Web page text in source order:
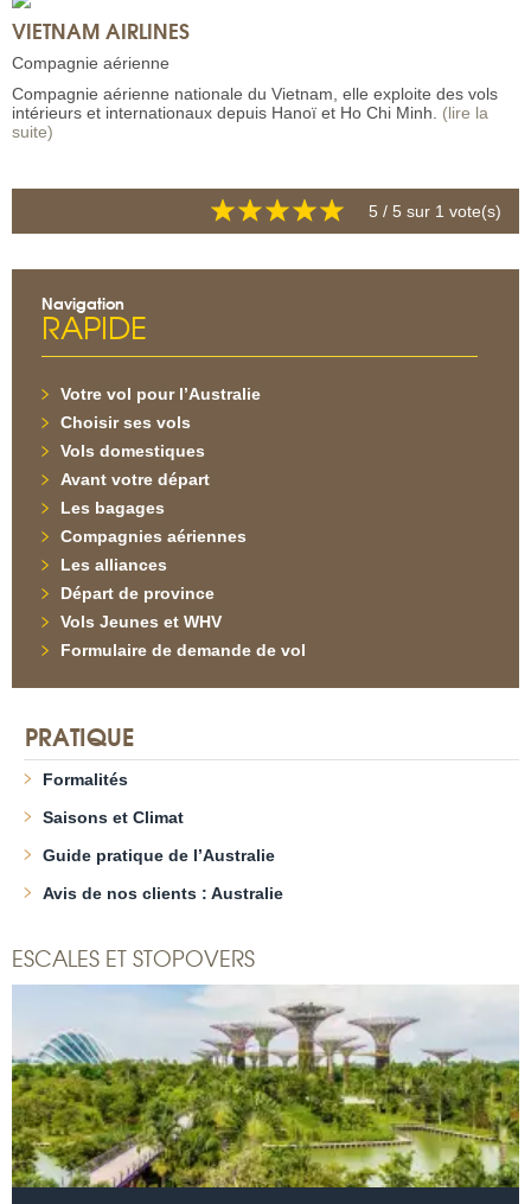
VIETNAM AIRLINES
Compagnie aérienne
Compagnie aérienne nationale du Vietnam, elle exploite des vols
intérieurs et internationaux depuis Hanoï et Ho Chi Minh. (lire la
suite)
5 / 5 sur 1 vote(s)
Navigation
RAPIDE
Votre vol pour l’Australie
Choisir ses vols
Vols domestiques
Avant votre départ
Les bagages
Compagnies aériennes
Les alliances
Départ de province
Vols Jeunes et WHV
Formulaire de demande de vol
PRATIQUE
Formalités
Saisons et Climat
Guide pratique de l’Australie
Avis de nos clients : Australie
ESCALES ET STOPOVERS